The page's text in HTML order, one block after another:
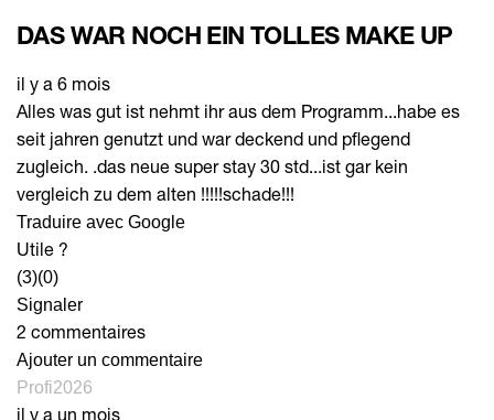
DAS WAR NOCH EIN TOLLES MAKE UP
il y a 6 mois
Alles was gut ist nehmt ihr aus dem Programm...habe es
seit jahren genutzt und war deckend und pflegend
zugleich. .das neue super stay 30 std...ist gar kein
vergleich zu dem alten !!!!!schade!!!
Traduire avec Google
Utile ?
(3)(0)
Signaler
2 commentaires
Ajouter un commentaire
Profi2026
il y a un mois